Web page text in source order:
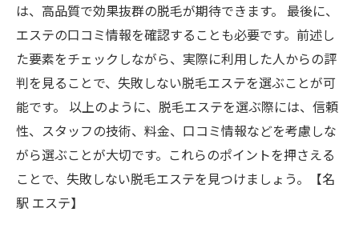
は、高品質で効果抜群の脱毛が期待できます。 最後に、
エステの口コミ情報を確認することも必要です。前述し
た要素をチェックしながら、実際に利用した人からの評
判を見ることで、失敗しない脱毛エステを選ぶことが可
能です。 以上のように、脱毛エステを選ぶ際には、信頼
性、スタッフの技術、料金、口コミ情報などを考慮しな
がら選ぶことが大切です。これらのポイントを押さえる
ことで、失敗しない脱毛エステを見つけましょう。【名
駅 エステ】